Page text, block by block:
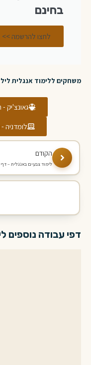
בחינם
לחצו להרשמה >>
משחקים ללימוד אנגלית
גאונצ'יק
לומדניה -
לימוד צבעים באנגלית – דף
דפי עבודה נוספים